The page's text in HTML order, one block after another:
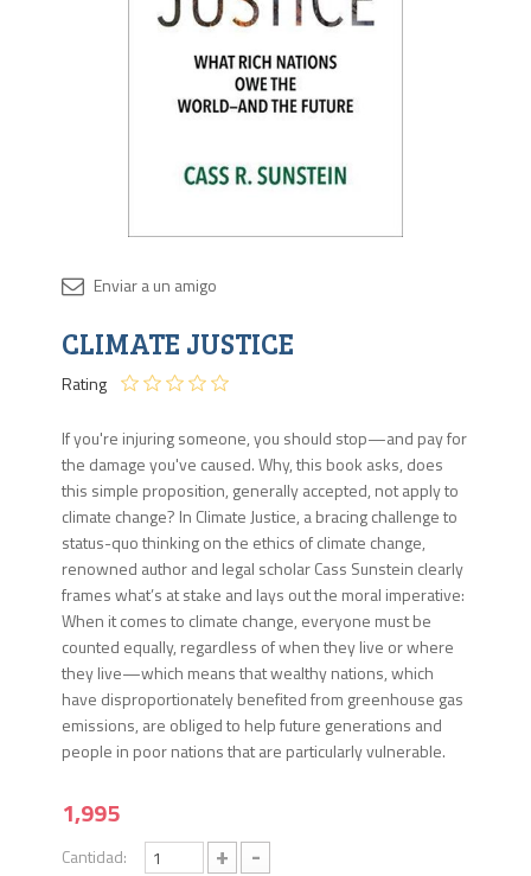
CLIMATE JUSTICE
Rating
If you're injuring someone, you should stop—and pay for
the damage you've caused. Why, this book asks, does
this simple proposition, generally accepted, not apply to
climate change? In Climate Justice, a bracing challenge to
status-quo thinking on the ethics of climate change,
renowned author and legal scholar Cass Sunstein clearly
frames what’s at stake and lays out the moral imperative:
When it comes to climate change, everyone must be
counted equally, regardless of when they live or where
they live—which means that wealthy nations, which
have disproportionately benefited from greenhouse gas
emissions, are obliged to help future generations and
people in poor nations that are particularly vulnerable.
1,995
Cantidad: + -